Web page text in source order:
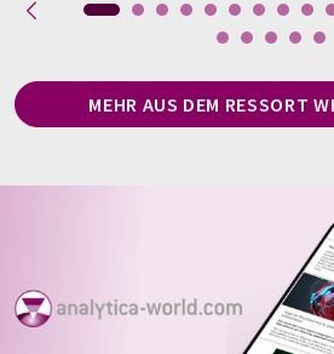
MEHR AUS DEM RESSORT